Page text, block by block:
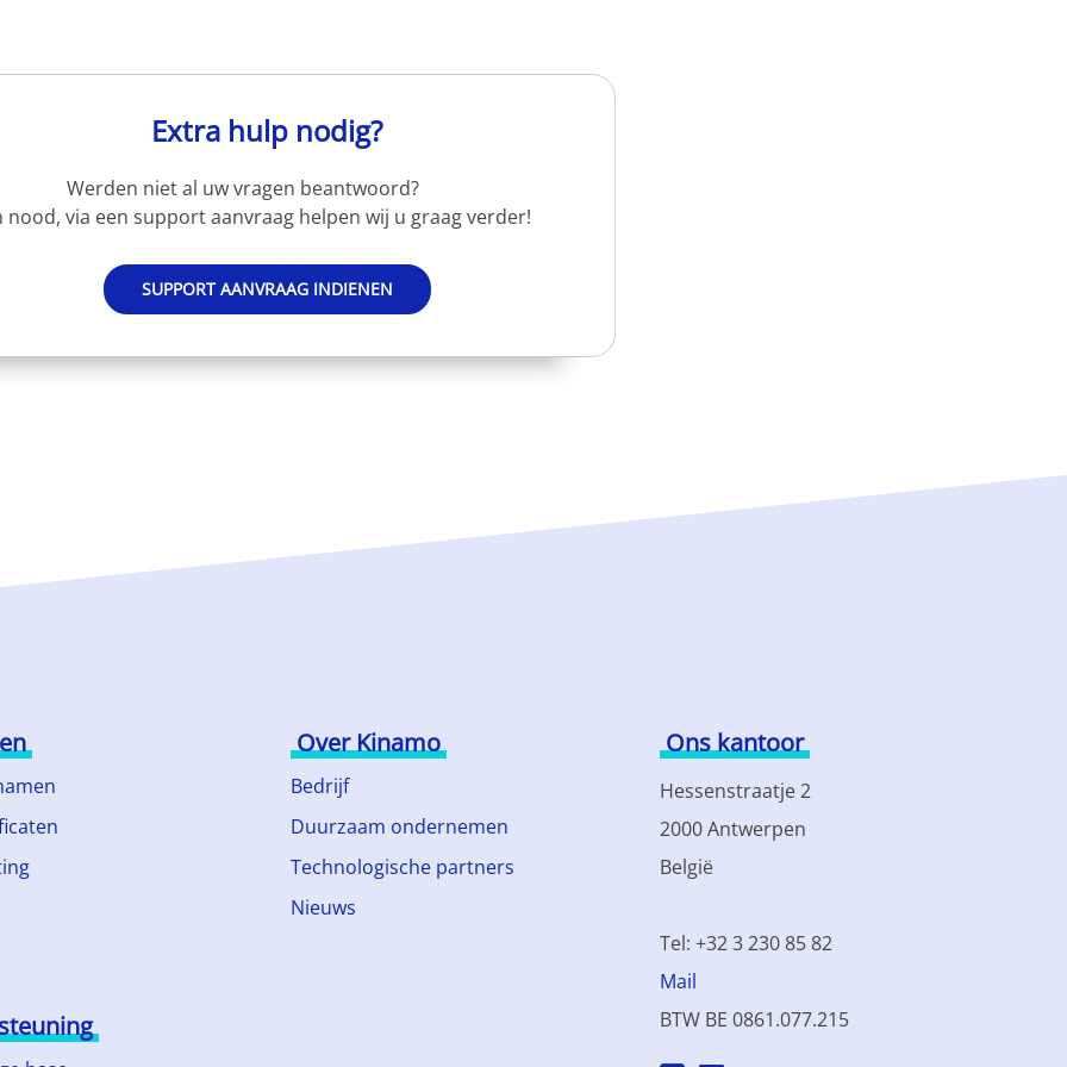
Extra hulp nodig?
Werden niet al uw vragen beantwoord?
nood, via een support aanvraag helpen wij u graag verder!
SUPPORT AANVRAAG INDIENEN
Over Kinamo
Bedrijf
Duurzaam ondernemen
Technologische partners
Nieuws
Ons kantoor
Hessenstraatje 2
2000 Antwerpen
België
Tel: +32 3 230 85 82
Mail
BTW BE 0861.077.215